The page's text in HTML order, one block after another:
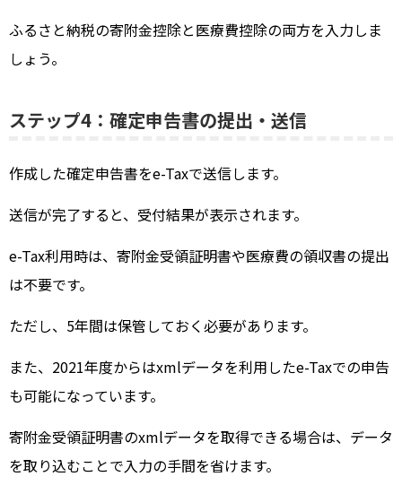
ふるさと納税の寄附金控除と医療費控除の両方を入力しま
しょう。
ステップ4：確定申告書の提出・送信
作成した確定申告書をe-Taxで送信します。
送信が完了すると、受付結果が表示されます。
e-Tax利用時は、寄附金受領証明書や医療費の領収書の提出
は不要です。
ただし、5年間は保管しておく必要があります。
また、2021年度からはxmlデータを利用したe-Taxでの申告
も可能になっています。
寄附金受領証明書のxmlデータを取得できる場合は、データ
を取り込むことで入力の手間を省けます。